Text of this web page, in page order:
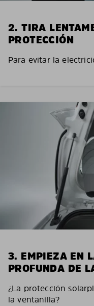
2. TIRA
PROTECCIÓN
Para evitar la
3. EMPIEZA EN
PROFUNDA DE
¿La protección
la ventanilla?